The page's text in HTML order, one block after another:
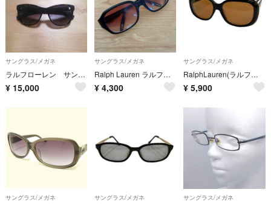
サングラス/メガネ
ラルフローレン サングラス ネイビー ブラウン
¥ 15,000
サングラス/メガネ
Ralph Lauren ラルフローレン 度付きフレーム
¥ 4,300
サングラス/メガネ
RalphLauren(ラルフローレン) サングラス - RL8087-A ブラウン×ダークブラウン
¥ 5,900
サングラス/メガネ サングラス/メガネ サングラス/メガネ